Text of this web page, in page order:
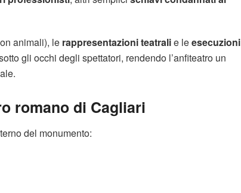
animali), le rappresentazioni teatralie leesecuzioni
gli occhi degli spettatori, rendendo l’anfiteatro un
romano di Cagliari
del monumento: